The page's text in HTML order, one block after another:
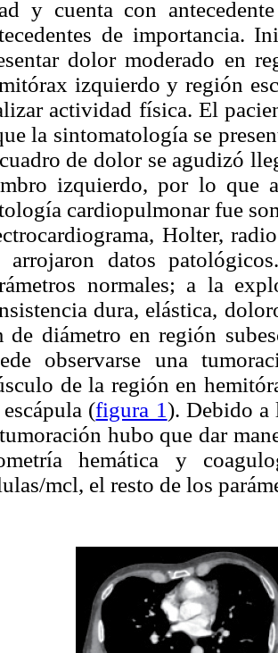
y cuenta con
de importancia.
dolor moderado en
izquierdo y región
actividad física. El
la sintomatología se
de dolor se agudizó
izquierdo, por lo que
cardiopulmonar fue
Holter,
arrojaron datos
normales; a la
dura, elástica,
de diámetro en región
observarse una
de la región en
escápula (figura 1). Debido a
hubo que dar
hemática y
mcl, el resto de los